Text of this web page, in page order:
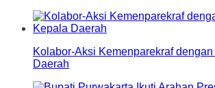
Kolabor-Aksi Kemenparekraf
Daerah